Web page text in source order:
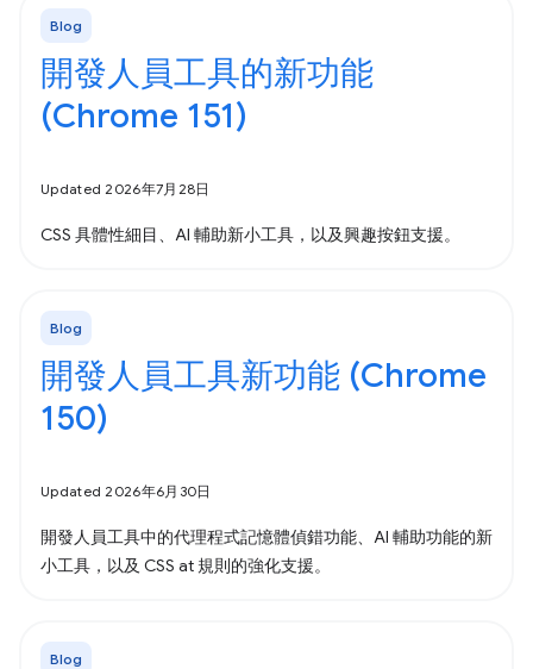
Blog
開發人員工具的新功能
(Chrome 151)
Updated 2026年7月28日
CSS 具體性細目、AI 輔助新小工具，以及興趣按鈕支援。
Blog
開發人員工具新功能 (Chrome
150)
Updated 2026年6月30日
開發人員工具中的代理程式記憶體偵錯功能、AI 輔助功能的新
小工具，以及 CSS at 規則的強化支援。
Blog